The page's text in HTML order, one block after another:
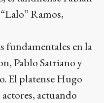
Ramos,
fundamentales en la
Pablo Satriano y
El platense Hugo
actuando